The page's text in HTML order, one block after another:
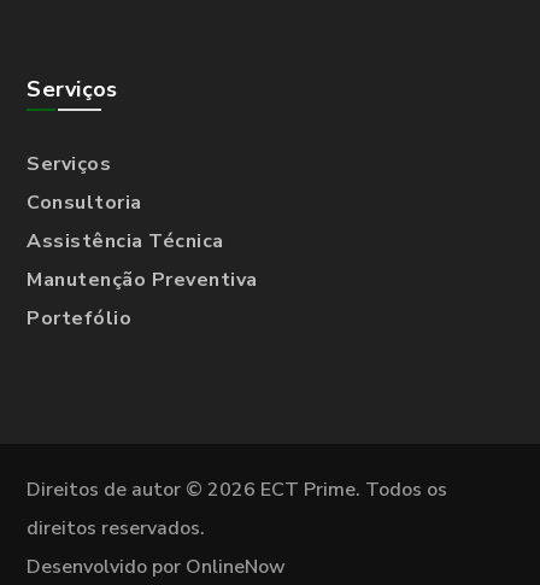
Serviços
Serviços
Consultoria
Assistência Técnica
Manutenção Preventiva
Portefólio
Direitos de autor © 2026 ECT Prime. Todos os
direitos reservados.
Desenvolvido por OnlineNow